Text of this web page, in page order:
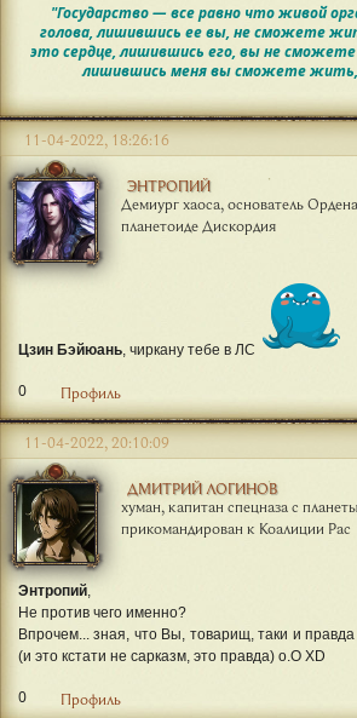
"Государство — все равно что живой
голова, лишившись ее вы, не сможете
это сердце, лишившись его, вы не
лишившись меня вы сможете жить,
ЭНТРОПИЙ
Демиург хаоса, основатель
планетоиде Дискордия
11-04-2022, 18:26:16
Цзин Бэйюань , чиркану тебе в ЛС
0 Профиль
ДМИТРИЙ ЛОГИНОВ
хуман, капитан спецназа с
прикомандирован к Коалиции Рас
11-04-2022, 20:10:09
Энтропий
Не против чего именно?
Впрочем... зная, что Вы, товарищ, таки и
(и это кстати не сарказм, это правда) о.О XD
0 Профиль